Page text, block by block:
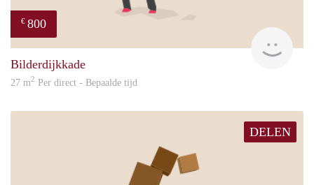
€ 800
Bilderdijkkade
27 m2 Per direct - Bepaalde tijd
DELEN